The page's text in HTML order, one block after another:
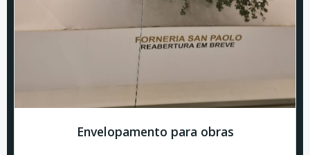
Envelopamento para obras